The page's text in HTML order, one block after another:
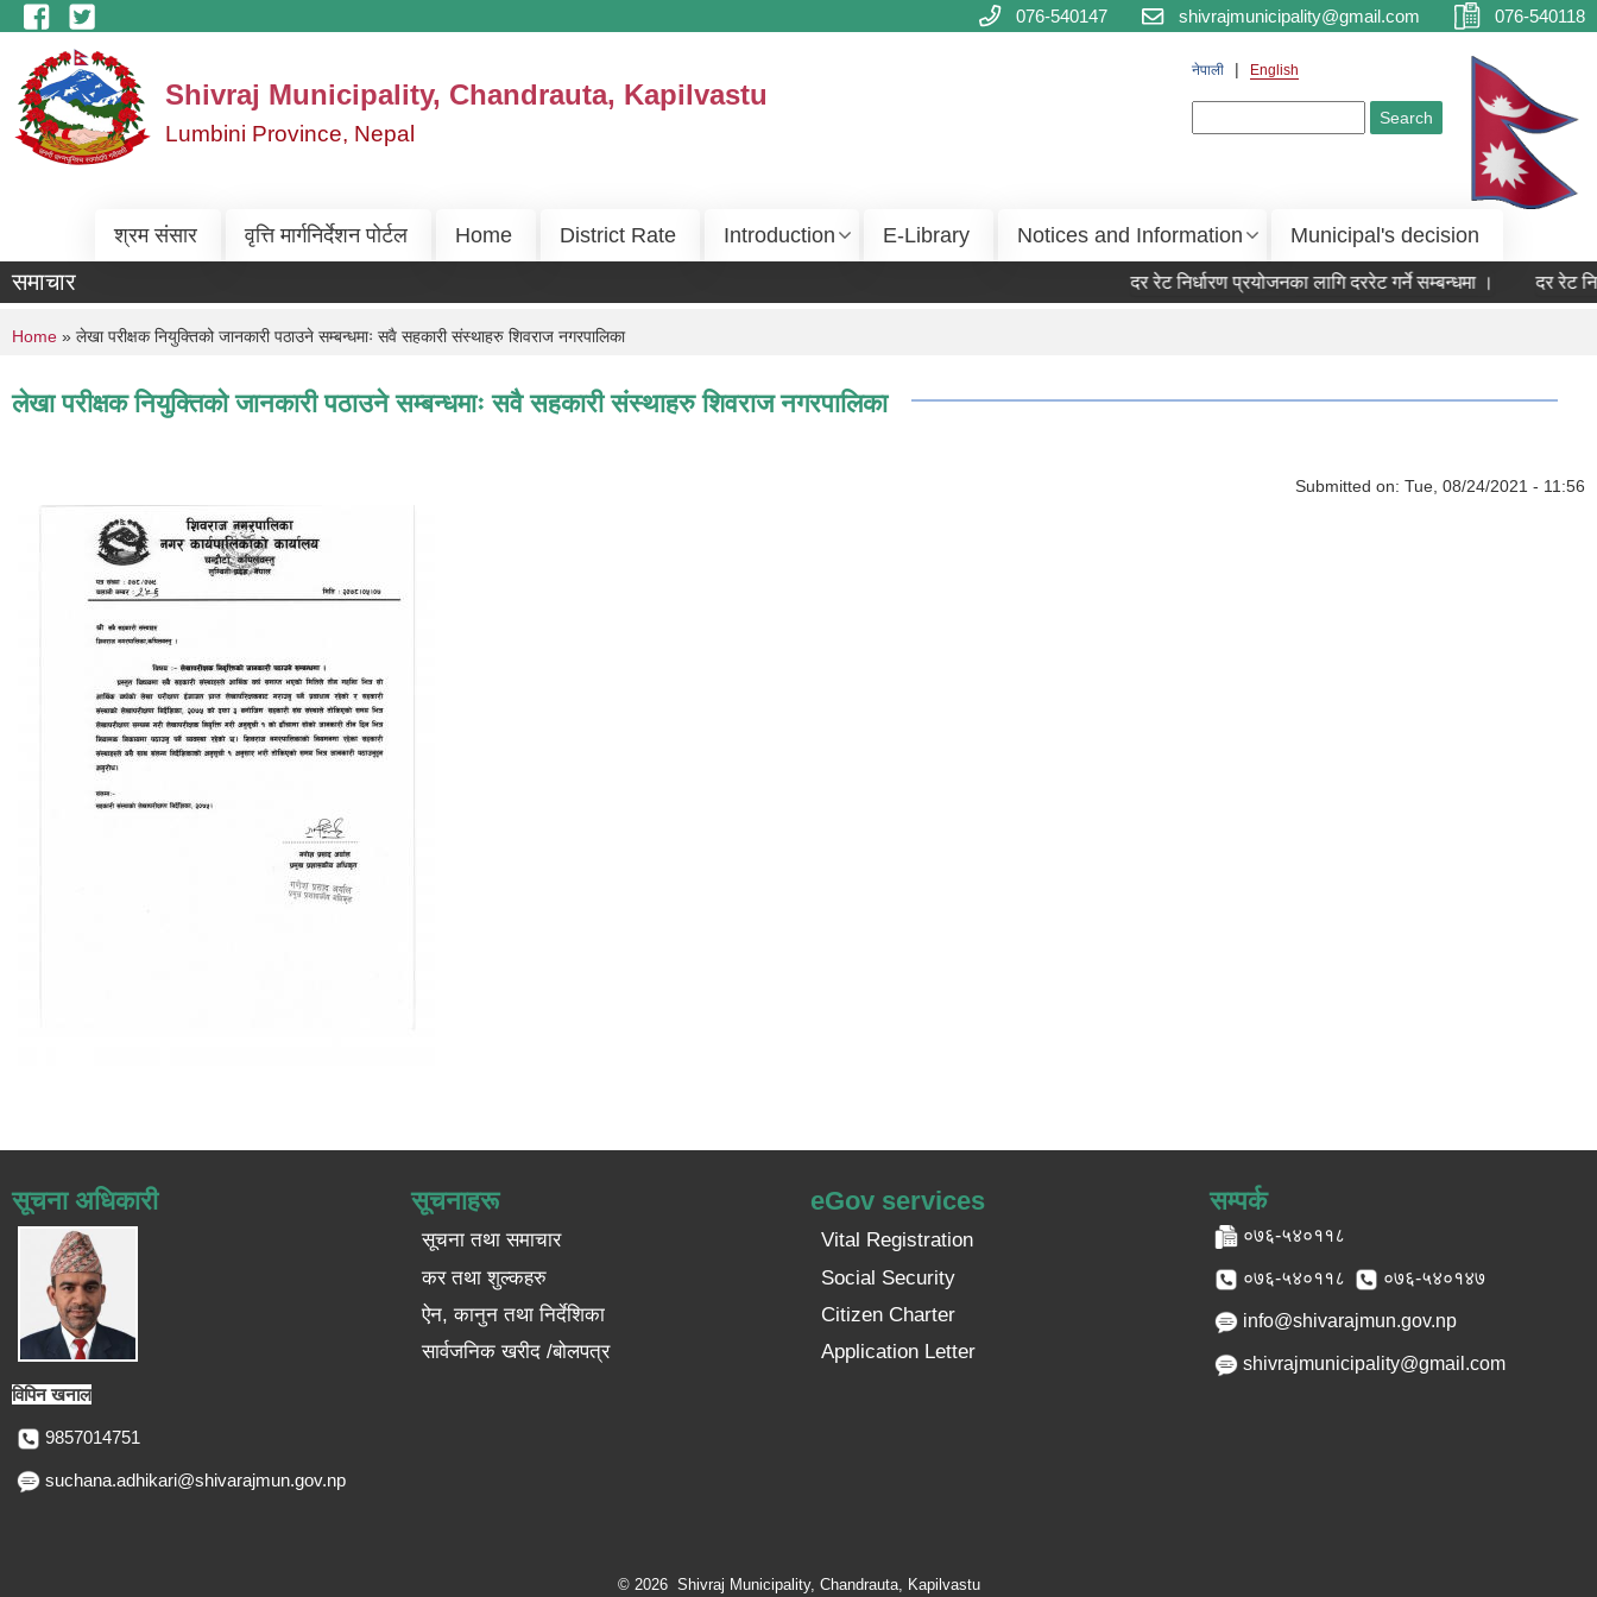
Skip to main content 076-540147 shivrajmunicipality@gmail.com 076-540118
Shivraj Municipality, Chandrauta, Kapilvastu
Lumbini Province, Nepal
नेपाली English
श्रम संसार वृत्ति मार्गनिर्देशन पोर्टल Home District Rate Introduction E-Library Notices and Information Municipal's decision
समाचार दर रेट निर्धारण प्रयोजनका लागि दररेट गर्ने सम्बन्धमा । दर रेट
You are here
Home » लेखा परीक्षक नियुक्तिको जानकारी पठाउने सम्बन्धमाः सवै सहकारी संस्थाहरु शिवराज नगरपालिका
लेखा परीक्षक नियुक्तिको जानकारी पठाउने सम्बन्धमाः सवै सहकारी संस्थाहरु शिवराज नगरपालिका
Submitted on: Tue, 08/24/2021 - 11:56
सूचना अधिकारी
विपिन खनाल
9857014751
suchana.adhikari@shivarajmun.gov.np
सूचनाहरू
सूचना तथा समाचार
कर तथा शुल्कहरु
ऐन, कानुन तथा निर्देशिका
सार्वजनिक खरीद /बोलपत्र
eGov services
Vital Registration
Social Security
Citizen Charter
Application Letter
सम्पर्क
०७६-५४०११८
०७६-५४०११८ ०७६-५४०१४७
info@shivarajmun.gov.np
shivrajmunicipality@gmail.com
© 2026 Shivraj Municipality, Chandrauta, Kapilvastu